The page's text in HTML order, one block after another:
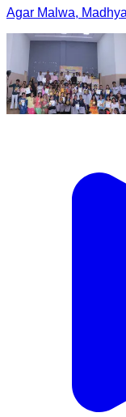
Agar Malwa,